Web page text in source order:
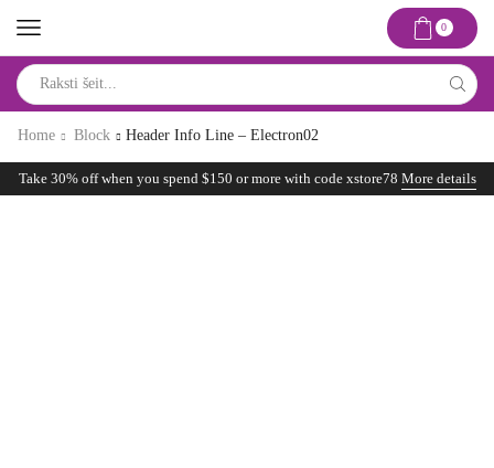
0
input
Home
Block Header Info Line – Electron02
Take 30% off when you spend $150 or more with code xstore78 More details